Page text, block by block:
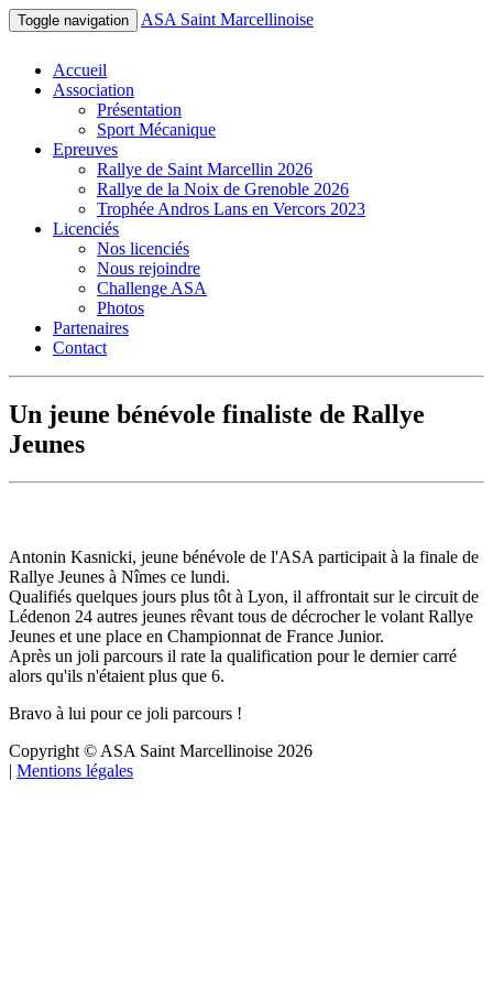
Toggle navigation ASA Saint Marcellinoise
Accueil
Association
Présentation
Sport Mécanique
Epreuves
Rallye de Saint Marcellin 2026
Rallye de la Noix de Grenoble 2026
Trophée Andros Lans en Vercors 2023
Licenciés
Nos licenciés
Nous rejoindre
Challenge ASA
Photos
Partenaires
Contact
Un jeune bénévole finaliste de Rallye
Jeunes
Antonin Kasnicki, jeune bénévole de l'ASA participait à la finale de
Rallye Jeunes à Nîmes ce lundi.
Qualifiés quelques jours plus tôt à Lyon, il affrontait sur le circuit de
Lédenon 24 autres jeunes rêvant tous de décrocher le volant Rallye
Jeunes et une place en Championnat de France Junior.
Après un joli parcours il rate la qualification pour le dernier carré
alors qu'ils n'étaient plus que 6.
Bravo à lui pour ce joli parcours !
Copyright © ASA Saint Marcellinoise 2026
| Mentions légales